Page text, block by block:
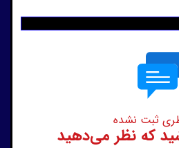
ثبت نشده
که نظر می‌دهید